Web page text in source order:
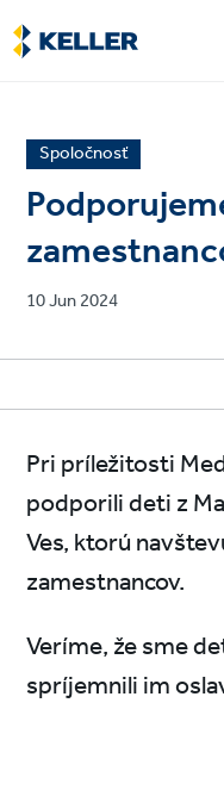
Skip
to
main
News
article
category
Spoločnosť
Published
10 Jun 2024
Pri príležitosti
podporili deti z
Ves, ktorú
zamestnancov.
Veríme, že sme
spríjemnili im